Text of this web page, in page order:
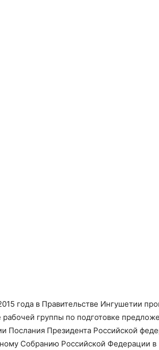
года в Правительстве Ингушетии
рабочей группы по подготовке
Послания Президента Российской
Собранию Российской Федерации в